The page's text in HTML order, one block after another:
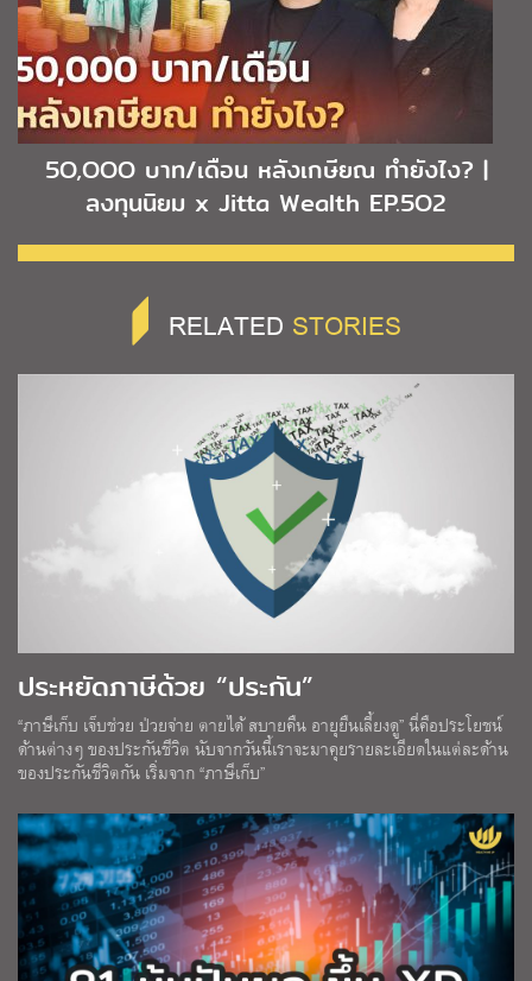
5O,OOO บาท/เดือน หลังเกษียณ ทำยังไง? |
ลงทุนนิยม x Jitta Wealth EP.5O2
RELATED STORIES
ประหยัดภาษีด้วย “ประกัน”
“ภาษีเก็บ เจ็บช่วย ป่วยจ่าย ตายได้ สบายคืน อายุยืนเลี้ยงดู” นี่คือประโยชน์
ด้านต่างๆ ของประกันชีวิต นับจากวันนี้เราจะมาคุยรายละเอียดในแต่ละด้าน
ของประกันชีวิตกัน เริ่มจาก “ภาษีเก็บ”